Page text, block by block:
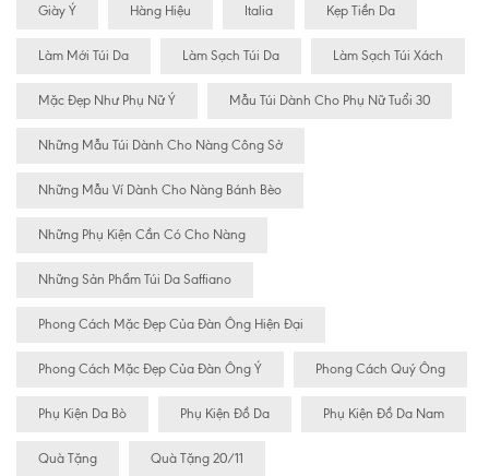
Giày Ý Hàng Hiệu Italia Kẹp Tiền Da
Làm Mới Túi Da Làm Sạch Túi Da Làm Sạch Túi Xách
Mặc Đẹp Như Phụ Nữ Ý Mẫu Túi Dành Cho Phụ Nữ Tuổi 30
Những Mẫu Túi Dành Cho Nàng Công Sở
Những Mẫu Ví Dành Cho Nàng Bánh Bèo
Những Phụ Kiện Cần Có Cho Nàng
Những Sản Phẩm Túi Da Saffiano
Phong Cách Mặc Đẹp Của Đàn Ông Hiện Đại
Phong Cách Mặc Đẹp Của Đàn Ông Ý Phong Cách Quý Ông
Phụ Kiện Da Bò Phụ Kiện Đồ Da Phụ Kiện Đồ Da Nam
Quà Tặng Quà Tặng 20/11